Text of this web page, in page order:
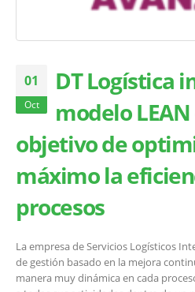
01
Oct
DT Logística
modelo
objetivo de
máximo la
procesos
La empresa de Servicios Logísticos
de gestión basado en la mejora
manera muy dinámica en cada